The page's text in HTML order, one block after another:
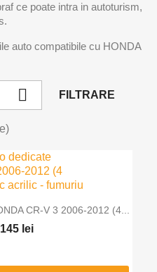
ce poate intra in autoturism,
auto compatibile cu HONDA
 FILTRARE
CR-V 3 2006-2012 (4...
145 lei